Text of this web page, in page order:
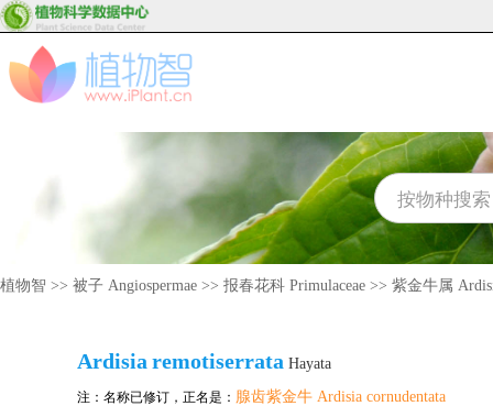
植物智 >> 被子 Angiospermae >> 报春花科 Primulaceae >> 紫金牛属
Ardisia remotiserrata Hayata
注：名称已修订，正名是： 腺齿紫金牛 Ardisia cornudentata